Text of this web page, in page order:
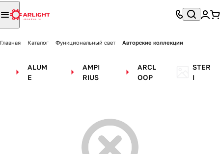
Главная Каталог Функциональный свет Авторские коллекции
ALUM
E
AMPI
RIUS
ARCL
OOP
STER
I